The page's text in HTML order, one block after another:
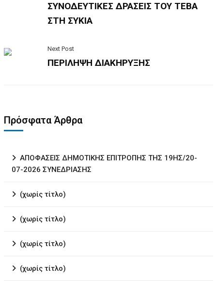
ΣΥΝΟΔΕΥΤΙΚΕΣ ΔΡΑΣΕΙΣ ΤΟΥ ΤΕΒΑ
ΣΤΗ ΣΥΚΙΑ
Next Post
ΠΕΡΙΛΗΨΗ ΔΙΑΚΗΡΥΞΗΣ
Πρόσφατα Άρθρα
ΑΠΟΦΑΣΕΙΣ ΔΗΜΟΤΙΚΗΣ ΕΠΙΤΡΟΠΗΣ ΤΗΣ 19ΗΣ/20-
07-2026 ΣΥΝΕΔΡΙΑΣΗΣ
(χωρίς τίτλο)
(χωρίς τίτλο)
(χωρίς τίτλο)
(χωρίς τίτλο)